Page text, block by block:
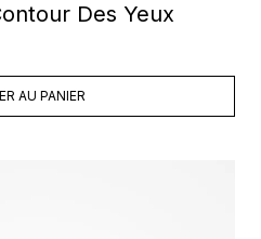
Des Yeux
AU PANIER